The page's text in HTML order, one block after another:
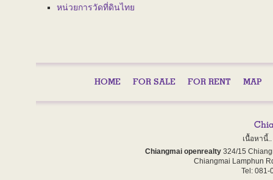
หน่วยการวัดที่ดินไทย
HOME FOR SALE FOR RENT MAP
เนื้อหานี้
Chiangmai openrealty 324/15
Chiangmai Lamphun
Tel: